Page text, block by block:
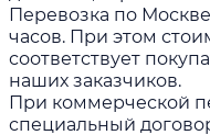
Перевозка по
часов. При этом
соответствует
наших заказчиков.
При коммерческой
специальный